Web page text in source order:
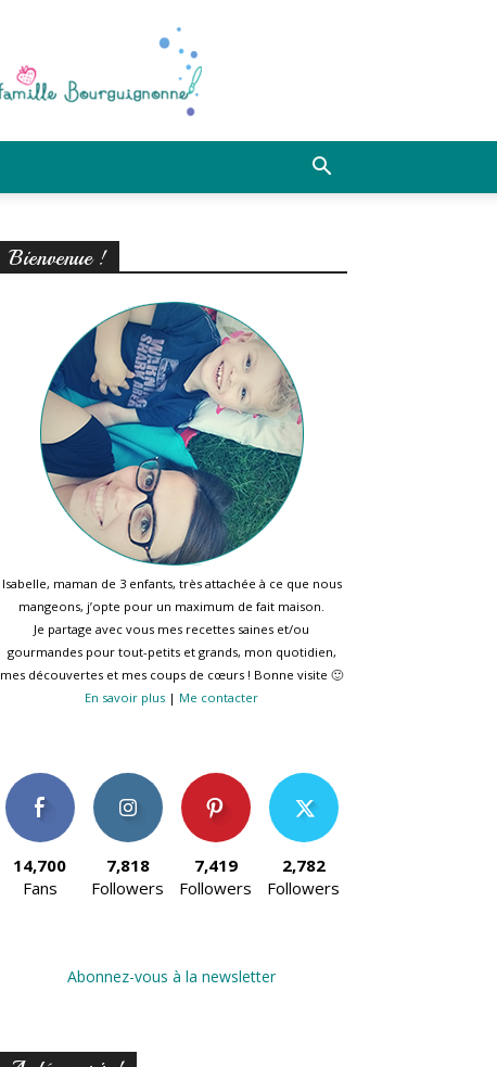
Bienvenue !
Isabelle, maman de 3 enfants, très attachée à ce que nous
mangeons, j’opte pour un maximum de fait maison.
Je partage avec vous mes recettes saines et/ou
gourmandes pour tout-petits et grands, mon quotidien,
mes découvertes et mes coups de cœurs ! Bonne visite 🙂
En savoir plus | Me contacter
14,700
Fans
7,818
Followers
7,419
Followers
2,782
Followers
Abonnez-vous à la newsletter